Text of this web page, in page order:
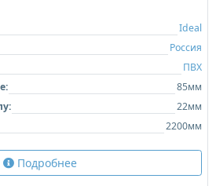
Ideal
Россия
ПВХ
85мм
22мм
2200мм
Подробнее